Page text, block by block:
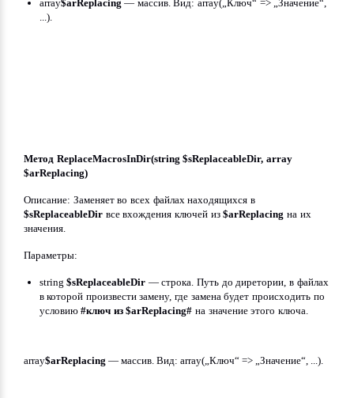
array$arReplacing — массив. Вид: array(„Ключ“ => „Значение“,
...).
Метод ReplaceMacrosInDir(string $sReplaceableDir, array
$arReplacing)
Описание: Заменяет во всех файлах находящихся в
$sReplaceableDir все вхождения ключей из $arReplacing на их
значения.
Параметры:
string $sReplaceableDir — строка. Путь до диретории, в файлах
в которой произвести замену, где замена будет происходить по
условию #ключ из $arReplacing# на значение этого ключа.
array$arReplacing — массив. Вид: array(„Ключ“ => „Значение“, ...).